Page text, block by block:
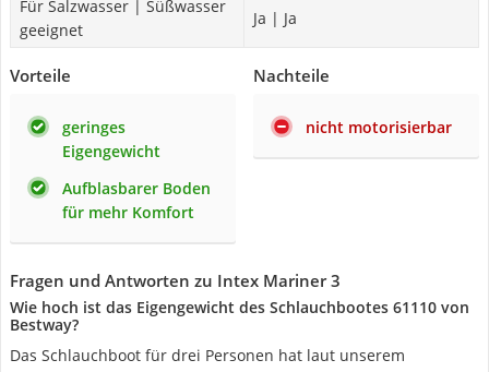
Für Salzwasser | Süßwasser
geeignet
Ja | Ja
Vorteile
geringes
Eigengewicht
Aufblasbarer Boden
für mehr Komfort
Nachteile
nicht motorisierbar
Fragen und Antworten zu Intex Mariner 3
Wie hoch ist das Eigengewicht des Schlauchbootes 61110 von
Bestway?
Das Schlauchboot für drei Personen hat laut unserem